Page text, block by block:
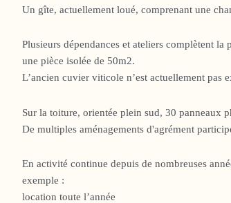
Un gîte, actuellement loué, comprenant une
Plusieurs dépendances et ateliers complètent
une pièce isolée de 50m2.
L’ancien cuvier viticole n’est actuellement pas
Sur la toiture, orientée plein sud, 30 panneaux
De multiples aménagements d'agrément
En activité continue depuis de nombreuses
exemple :
location toute l’année